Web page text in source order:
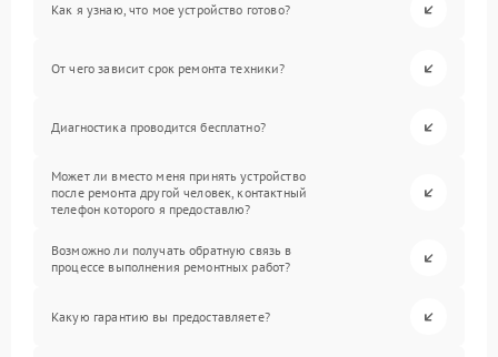
Как я узнаю, что мое устройство готово?
От чего зависит срок ремонта техники?
Диагностика проводится бесплатно?
Может ли вместо меня принять устройство
после ремонта другой человек, контактный
телефон которого я предоставлю?
Возможно ли получать обратную связь в
процессе выполнения ремонтных работ?
Какую гарантию вы предоставляете?